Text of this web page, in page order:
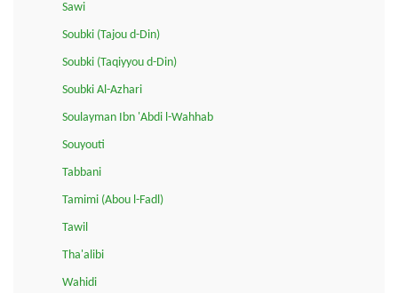
Sawi
Soubki (Tajou d-Din)
Soubki (Taqiyyou d-Din)
Soubki Al-Azhari
Soulayman Ibn 'Abdi l-Wahhab
Souyouti
Tabbani
Tamimi (Abou l-Fadl)
Tawil
Tha'alibi
Wahidi